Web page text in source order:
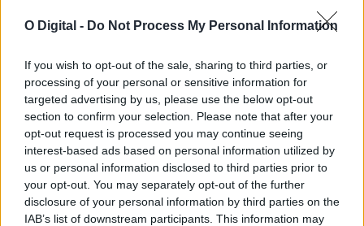
O Digital - Do Not Process My Personal Information
If you wish to opt-out of the sale, sharing to third parties, or
processing of your personal or sensitive information for
targeted advertising by us, please use the below opt-out
section to confirm your selection. Please note that after your
opt-out request is processed you may continue seeing
interest-based ads based on personal information utilized by
us or personal information disclosed to third parties prior to
your opt-out. You may separately opt-out of the further
disclosure of your personal information by third parties on the
IAB’s list of downstream participants. This information may
Zona dos Mármores e Alqueva «tem todas as condições para
receber» a Grande Área de Acolhimento Empresarial do
Alentejo
A Zona dos Mármores e Alqueva «tem todas as condições para
receber» a Grande...
5 Agosto, 2026 - 17:10